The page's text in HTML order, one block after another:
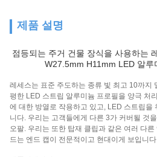
제품 설명
점등되는 주거 건물 장식을 사용하는
W27.5mm H11mm LED 알루
레세스는 표준 주도하는 종류 빛 최고 10까지
평한 LED 스트립 알루미늄 프로필을 양극 처
에 대한 방열로 작용하고 있고, LED 스트립을
니다. 우리는 고객들에게 다른 3가 커버될 것
오팔. 우리는 또한 탑재 클립과 같은 여러 다
드는 엔드 캡이 전문적이고 현대이게 보입니다